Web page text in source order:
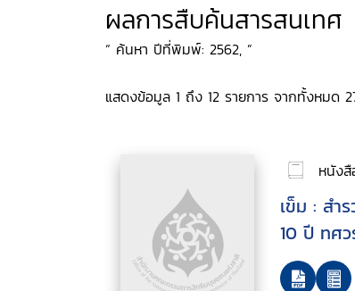
ผลการสืบค้นสารสนเทศ
“ ค้นหา ปีที่พิมพ์: 2562, ”
แสดงข้อมูล 1 ถึง 12 รายการ จากทั้งหมด
หนังสื
เข็ม : สำ
10 ปี ทศว